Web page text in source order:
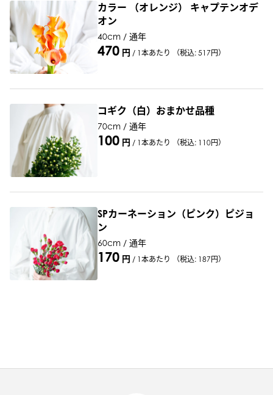
カラー （オレンジ） キャプテンオデ
オン
40cm / 通年
470 円 / 1本あたり （税込: 517円）
コギク（白）おまかせ品種
70cm / 通年
100 円 / 1本あたり （税込: 110円）
SPカーネーション（ピンク）ピジョ
ン
60cm / 通年
170 円 / 1本あたり （税込: 187円）